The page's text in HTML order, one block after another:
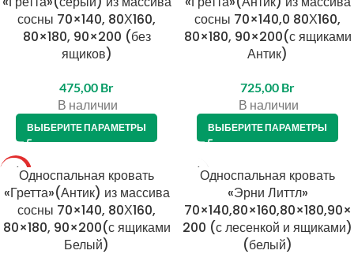
сосны 70×140, 80Х160,
80×180, 90×200 (без
ящиков)
475,00 Br
В наличии
ВЫБЕРИТЕ ПАРАМЕТРЫ
сосны 70×140,0 80Х160,
80×180, 90×200(с ящиками
Антик)
725,00 Br
В наличии
ВЫБЕРИТЕ ПАРАМЕТРЫ
ТОПОдноспальная кровать
«Гретта»(Антик) из массива
сосны 70×140, 80Х160,
80×180, 90×200(с ящиками
Белый)
Односпальная кровать
«Эрни Литтл»
70×140,80×160,80×180,90×
200 (с лесенкой и ящиками)
(белый)